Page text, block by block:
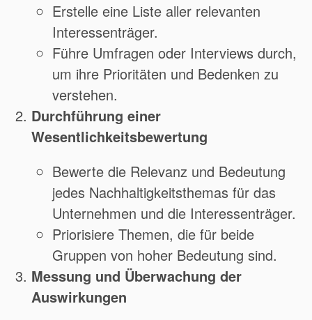
Erstelle eine Liste aller relevanten
Interessenträger.
Führe Umfragen oder Interviews durch,
um ihre Prioritäten und Bedenken zu
verstehen.
Durchführung einer
Wesentlichkeitsbewertung
Bewerte die Relevanz und Bedeutung
jedes Nachhaltigkeitsthemas für das
Unternehmen und die Interessenträger.
Priorisiere Themen, die für beide
Gruppen von hoher Bedeutung sind.
Messung und Überwachung der
Auswirkungen